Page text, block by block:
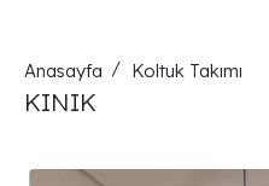
Anasayfa Koltuk Takımı
KINIK